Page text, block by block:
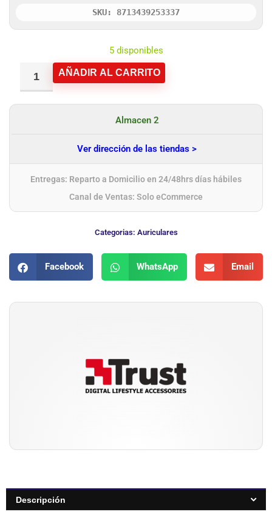
SKU: 8713439253337
5 disponibles
AÑADIR AL CARRITO
Almacen 2
Ver dirección de las tiendas >
Entregas: Reparto a Domicilio en 24/48hrs días hábiles
Canal de Ventas: Solo eCommerce
Categorias: Auriculares
Facebook WhatsApp Email
Descripción